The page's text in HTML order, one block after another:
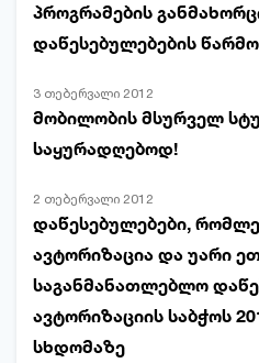
პროგრამების
დაწესებულებების
3 თებერვალი 2012
მობილობის მსურველ
საყურადღებოდ!
2 თებერვალი 2012
დაწესებულებები,
ავტორიზაცია და უარი
საგანმანათლებლო
ავტორიზაციის საბჭოს
სხდომაზე